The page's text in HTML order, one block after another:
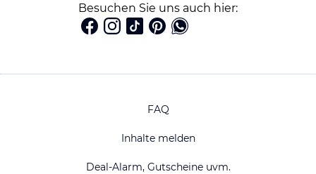
Besuchen Sie uns auch hier:
FAQ
Inhalte melden
Deal-Alarm, Gutscheine uvm.